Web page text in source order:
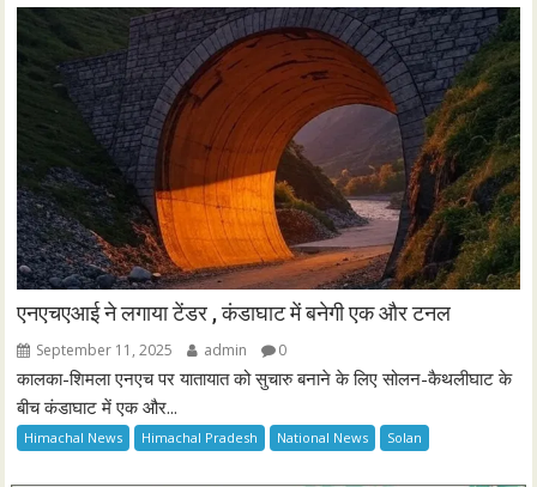
एनएचएआई ने लगाया टेंडर , कंडाघाट में बनेगी एक और टनल
September 11, 2025 admin 0
कालका-शिमला एनएच पर यातायात को सुचारु बनाने के लिए सोलन-कैथलीघाट के
बीच कंडाघाट में एक और...
Himachal News Himachal Pradesh National News Solan